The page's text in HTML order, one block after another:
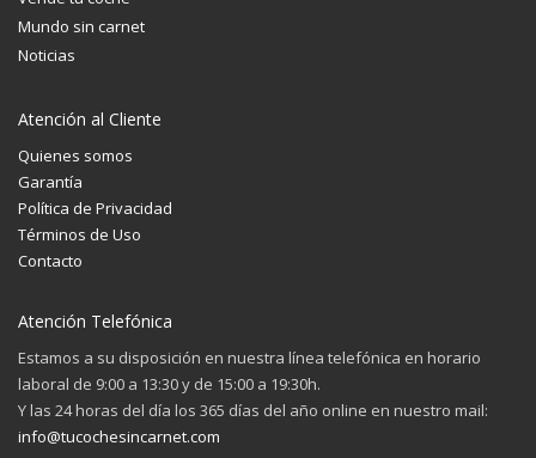
Mundo sin carnet
Noticias
Atención al Cliente
Quienes somos
Garantía
Política de Privacidad
Términos de Uso
Contacto
Atención Telefónica
Estamos a su disposición en nuestra línea telefónica en horario
laboral de 9:00 a 13:30 y de 15:00 a 19:30h.
Y las 24 horas del día los 365 días del año online en nuestro mail:
info@tucochesincarnet.com